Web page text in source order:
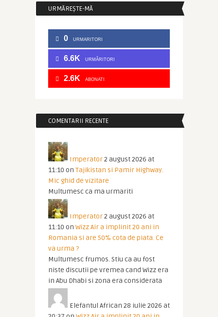
URMĂREȘTE-MĂ
0 URMARITORI
6.6K URMĂRITORI
2.6K ABONATI
COMENTARII RECENTE
Imperator2 august 2026 at
11:10 on Tajikistan si Pamir Highway.
Mic ghid de vizitare
Multumesc ca ma urmariti
Imperator2 august 2026 at
11:10 on Wizz Air a implinit 20 ani in
Romania si are 50% cota de piata. Ce
va urma ?
Multumesc frumos. Stiu ca au fost
niste discutii pe vremea cand Wizz era
in Abu Dhabi si zona era considerata
Elefantul African 28 iulie 2026 at